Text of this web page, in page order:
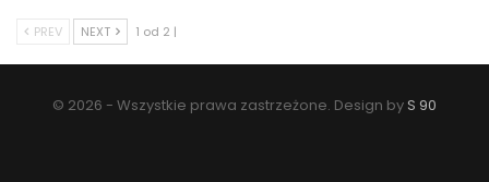
PREV NEXT 1 od 2 |
© 2026 - Wszystkie prawa zastrzeżone. Design byS 90